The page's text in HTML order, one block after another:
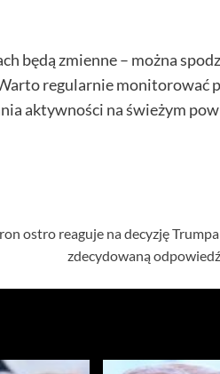
będą zmienne – można
regularnie monitorować
aktywności na świeżym
ostro reaguje na decyzję Trumpa
zdecydowaną